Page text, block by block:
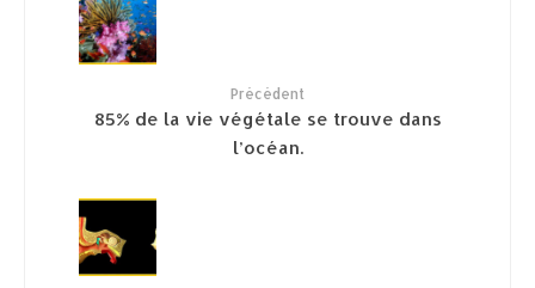
Précédent
85% de la vie végétale se trouve dans
l’océan.